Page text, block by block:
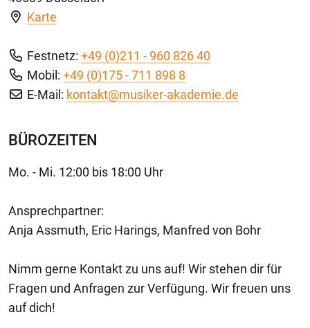
Karte
Festnetz: +49 (0)211 - 960 826 40
Mobil: +49 (0)175 - 711 898 8
E-Mail: kontakt@musiker-akademie.de
BÜROZEITEN
Mo. - Mi. 12:00 bis 18:00 Uhr
Ansprechpartner:
Anja Assmuth, Eric Harings, Manfred von Bohr
Nimm gerne Kontakt zu uns auf! Wir stehen dir für
Fragen und Anfragen zur Verfügung. Wir freuen uns
auf dich!